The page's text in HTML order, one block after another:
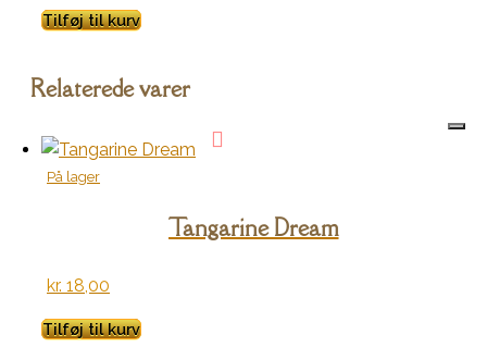
Tilføj til kurv
Relaterede varer
På lager
Tangarine Dream
kr. 18,00
Tilføj til kurv